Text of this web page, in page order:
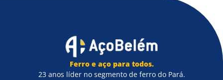
Ferro e aço para todos.
23 anos líder no segmento de ferro do Pará.